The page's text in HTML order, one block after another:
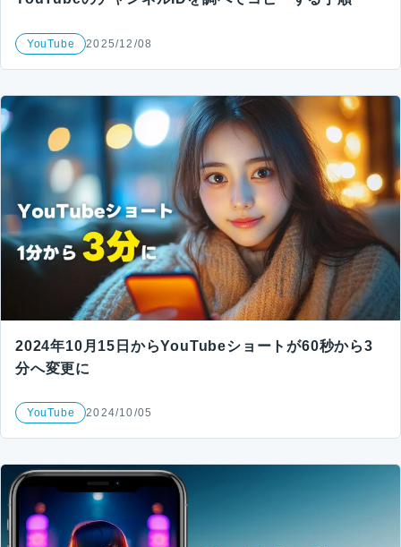
YouTube 2025/12/08
2024年10月15日からYouTubeショートが60秒から3
分へ変更に
YouTube 2024/10/05